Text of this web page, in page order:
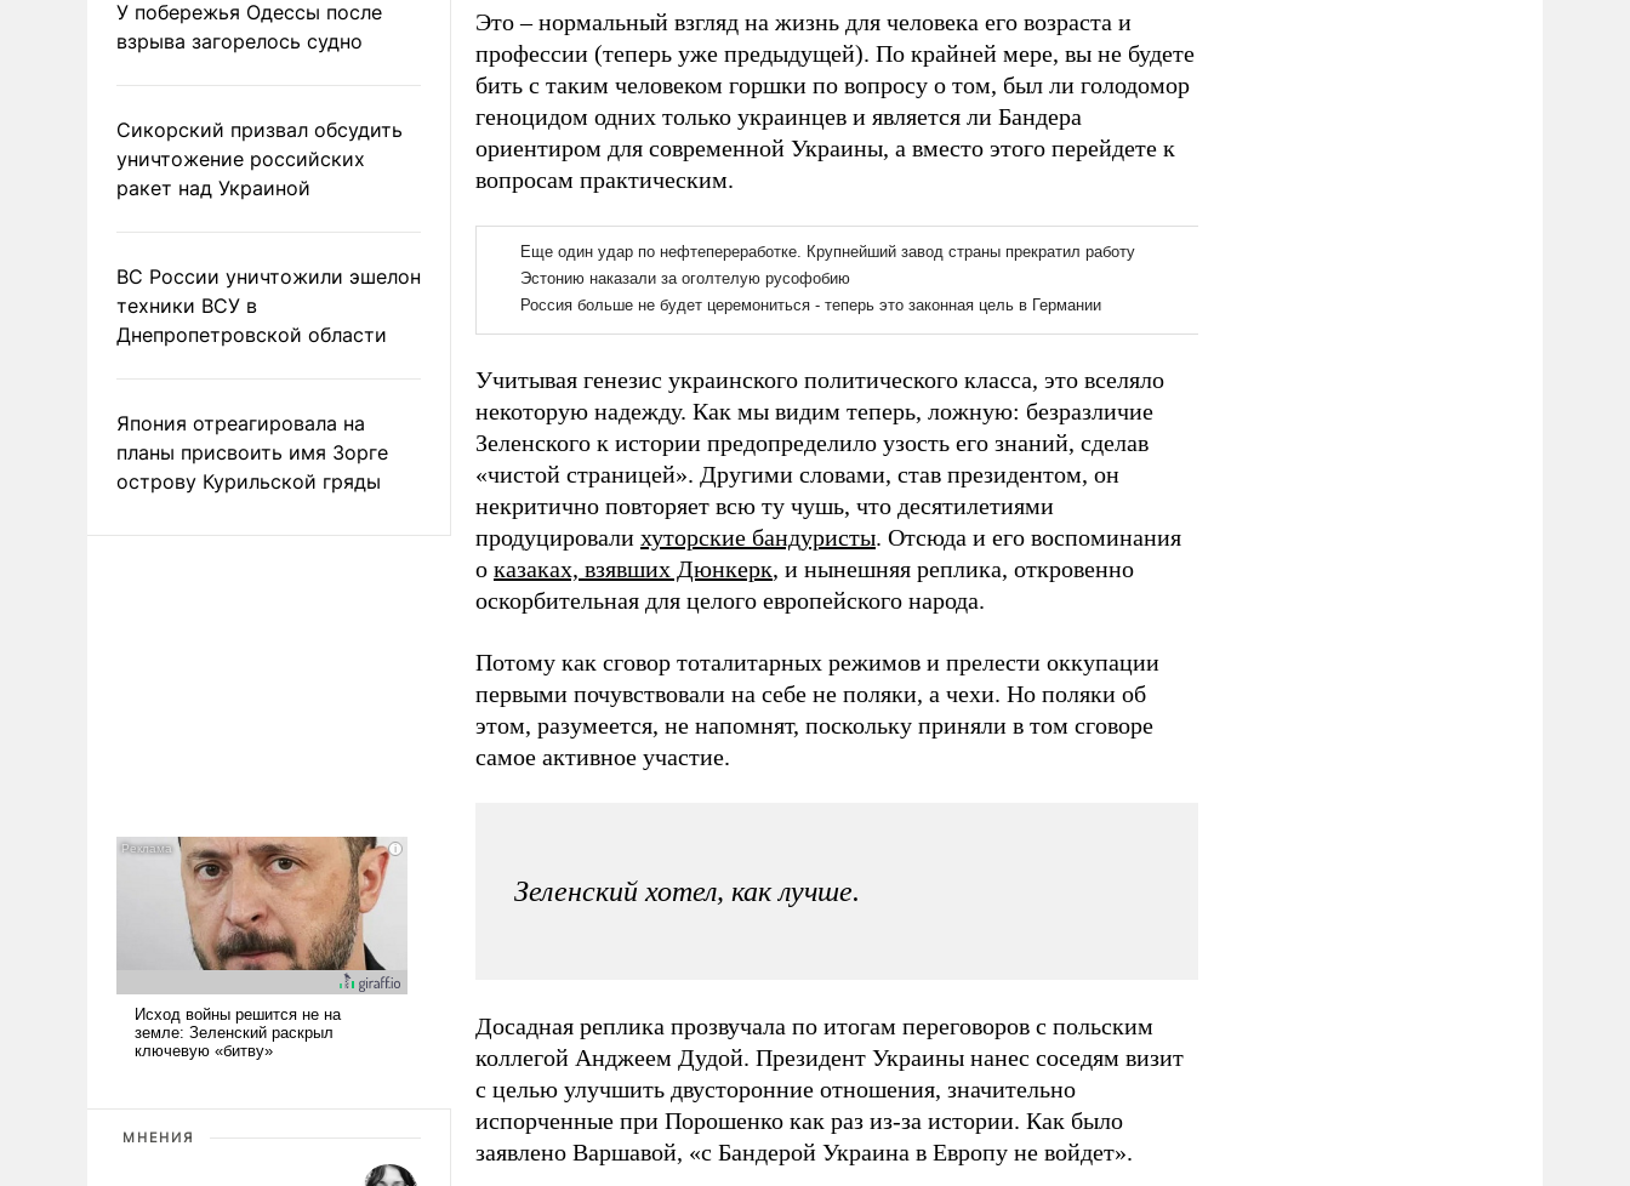
У побережья Одессы после
взрыва загорелось судно
Сикорский призвал обсудить
уничтожение российских
ракет над Украиной
ВС России уничтожили эшелон
техники ВСУ в
Днепропетровской области
Япония отреагировала на
планы присвоить имя Зорге
острову Курильской гряды
МНЕНИЯ
Это – нормальный взгляд на жизнь для человека его возраста и
профессии (теперь уже предыдущей). По крайней мере, вы не будете
бить с таким человеком горшки по вопросу о том, был ли голодомор
геноцидом одних только украинцев и является ли Бандера
ориентиром для современной Украины, а вместо этого перейдете к
вопросам практическим.
Учитывая генезис украинского политического класса, это вселяло
некоторую надежду. Как мы видим теперь, ложную: безразличие
Зеленского к истории предопределило узость его знаний, сделав
«чистой страницей». Другими словами, став президентом, он
некритично повторяет всю ту чушь, что десятилетиями
продуцировали хуторские бандуристы. Отсюда и его воспоминания
о казаках, взявших Дюнкерк, и нынешняя реплика, откровенно
оскорбительная для целого европейского народа.
Потому как сговор тоталитарных режимов и прелести оккупации
первыми почувствовали на себе не поляки, а чехи. Но поляки об
этом, разумеется, не напомнят, поскольку приняли в том сговоре
самое активное участие.
Зеленский хотел, как лучше.
Досадная реплика прозвучала по итогам переговоров с польским
коллегой Анджеем Дудой. Президент Украины нанес соседям визит
с целью улучшить двусторонние отношения, значительно
испорченные при Порошенко как раз из-за истории. Как было
заявлено Варшавой, «с Бандерой Украина в Европу не войдет».